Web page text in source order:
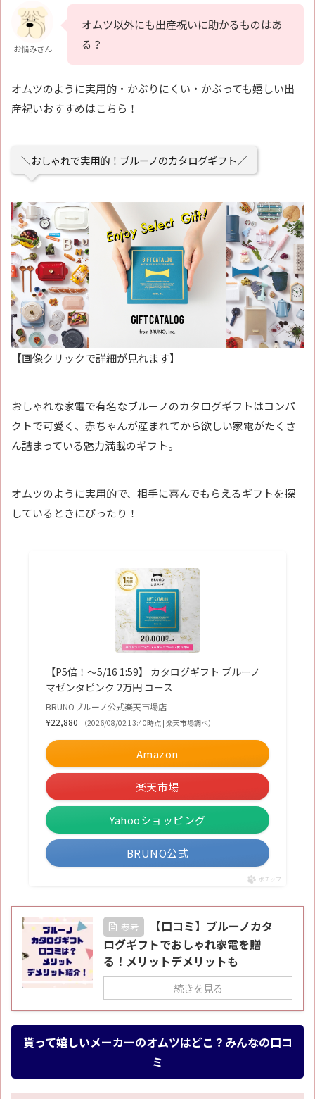
お悩みさん
オムツ以外にも出産祝いに助かるものはあ
る？
オムツのように実用的・かぶりにくい・かぶっても嬉しい出
産祝いおすすめはこちら！
＼おしゃれで実用的！ブルーノのカタログギフト／
【画像クリックで詳細が見れます】
おしゃれな家電で有名なブルーノのカタログギフトはコンパ
クトで可愛く、赤ちゃんが産まれてから欲しい家電がたくさ
ん詰まっている魅力満載のギフト。
オムツのように実用的で、相手に喜んでもらえるギフトを探
しているときにぴったり！
【P5倍！〜5/16 1:59】 カタログギフト ブルーノ
マゼンタピンク 2万円 コース
BRUNOブルーノ公式楽天市場店
¥22,880
（2026/08/02 13:40時点 | 楽天市場調べ）
Amazon
楽天市場
Yahooショッピング
BRUNO公式
ポチップ
参考
【口コミ】ブルーノカタ
ログギフトでおしゃれ家電を贈
る！メリットデメリットも
続きを見る
貰って嬉しいメーカーのオムツはどこ？みんなの口コ
ミ